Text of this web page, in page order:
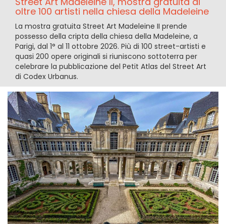
oltre 100 artisti nella chiesa della Madeleine
La mostra gratuita Street Art Madeleine II prende
possesso della cripta della chiesa della Madeleine, a
Parigi, dal 1° al 11 ottobre 2026. Più di 100 street-artisti e
quasi 200 opere originali si riuniscono sottoterra per
celebrare la pubblicazione del Petit Atlas del Street Art
di Codex Urbanus.